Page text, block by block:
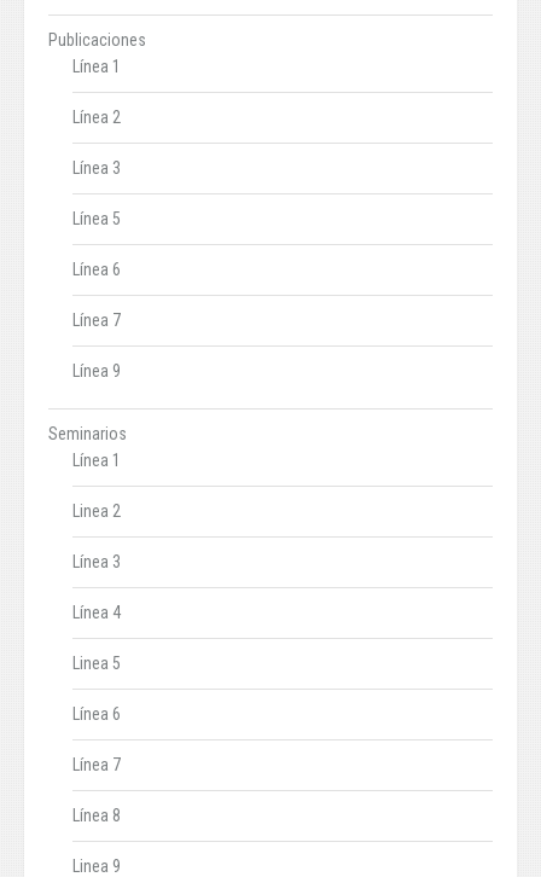
Publicaciones
Línea 1
Línea 2
Línea 3
Línea 5
Línea 6
Línea 7
Línea 9
Seminarios
Línea 1
Linea 2
Línea 3
Línea 4
Linea 5
Línea 6
Línea 7
Línea 8
Linea 9